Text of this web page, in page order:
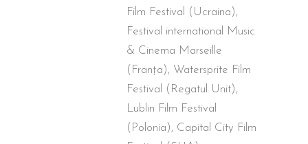
Film Festival (Ucraina),
Festival international Music
& Cinema Marseille
(Franța), Watersprite Film
Festival (Regatul Unit),
Lublin Film Festival
(Polonia), Capital City Film